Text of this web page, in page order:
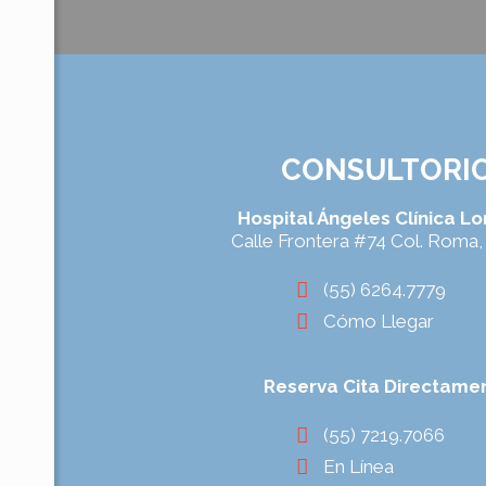
Hospital Ángeles Clínica
Calle Frontera #74 Col.
(55) 6264.7779
Cómo Llegar
Reserva Cita
(55) 7219.7066
En Línea